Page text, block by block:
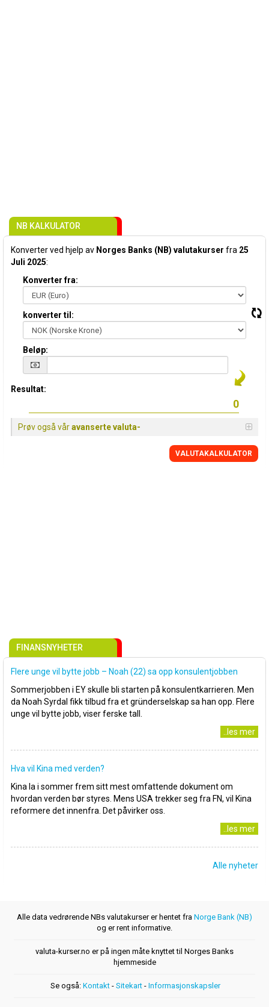
NB KALKULATOR
Konverter ved hjelp av Norges Banks (NB) valutakurser fra 25
Juli 2025:
Konverter fra:
konverter til:
Beløp:
Resultat:
Prøv også våravanserte valuta-
VALUTAKALKULATOR
FINANSNYHETER
Flere unge vil bytte jobb – Noah (22) sa opp konsulentjobben
Sommerjobben i EY skulle bli starten på konsulentkarrieren. Men
da Noah Syrdal fikk tilbud fra et gründerselskap sa han opp. Flere
unge vil bytte jobb, viser ferske tall.
..les mer
Hva vil Kina med verden?
Kina la i sommer frem sitt mest omfattende dokument om
hvordan verden bør styres. Mens USA trekker seg fra FN, vil Kina
reformere det innenfra. Det påvirker oss.
..les mer
Alle nyheter
Alle data vedrørende NBs valutakurser er hentet fra Norge Bank (NB)
og er rent informative.
valuta-kurser.no er på ingen måte knyttet til Norges Banks
hjemmeside
Se også: Kontakt - Sitekart - Informasjonskapsler